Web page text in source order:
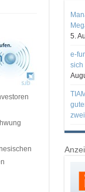
5.
e-
sich